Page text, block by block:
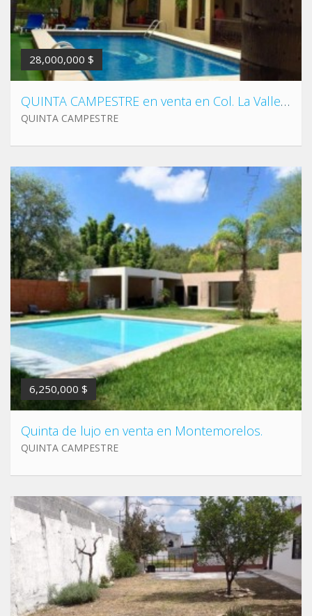
28,000,000 $
QUINTA CAMPESTRE en venta en Col. La Valle, El Carmen N.L. Cerca de avenidas de rápido acceso a la Carretera Monterrey-Monclova.
QUINTA CAMPESTRE
6,250,000 $
Quinta de lujo en venta en Montemorelos.
QUINTA CAMPESTRE